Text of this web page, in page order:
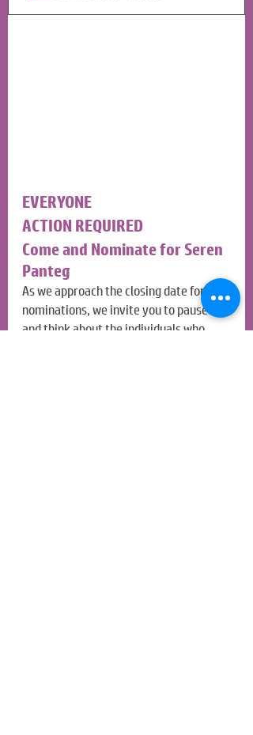
EVERYONE
ACTION REQUIRED
Come and Nominate for Seren
Panteg
As we approach the closing date for
nominations, we invite you to pause
and think about the individuals who